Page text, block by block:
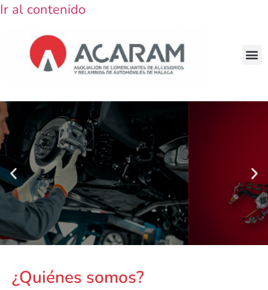
Ir al contenido
Estamos comprometidos en ayudar a
nuestros miembros a hacer crecer sus
negocios.
VER LOS ASOCIADOS
¿Quiénes somos?